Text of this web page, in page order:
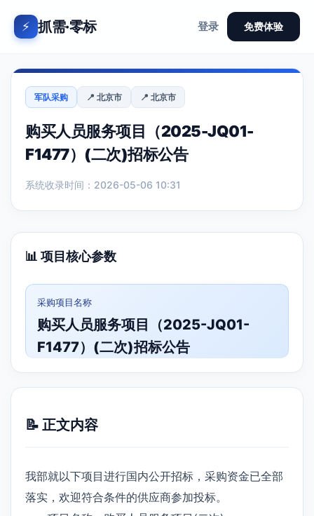
⚡ 抓需·零标 登录 免费体验
军队采购 📍 北京市 📍 北京市
购买人员服务项目（2025-JQ01-
F1477）(二次)招标公告
系统收录时间：2026-05-06 10:31
📊 项目核心参数
采购项目名称
购买人员服务项目（2025-JQ01-
F1477）(二次)招标公告
📝 正文内容
我部就以下项目进行国内公开招标，采购资金已全部
落实，欢迎符合条件的供应商参加投标。